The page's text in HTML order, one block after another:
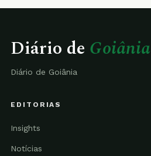
Diário de Goiânia
Diário de Goiânia
EDITORIAS
Insights
Notícias